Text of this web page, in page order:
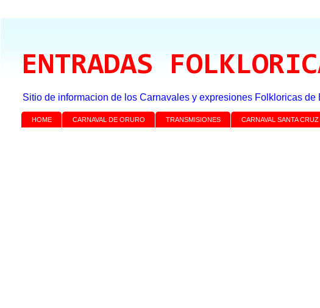
ENTRADAS
Sitio de informacion de los Carnavales y expresiones Folkloricas
HOME CARNAVAL DE ORURO TRANSMISIONES CARNAVAL SANTA CRUZ